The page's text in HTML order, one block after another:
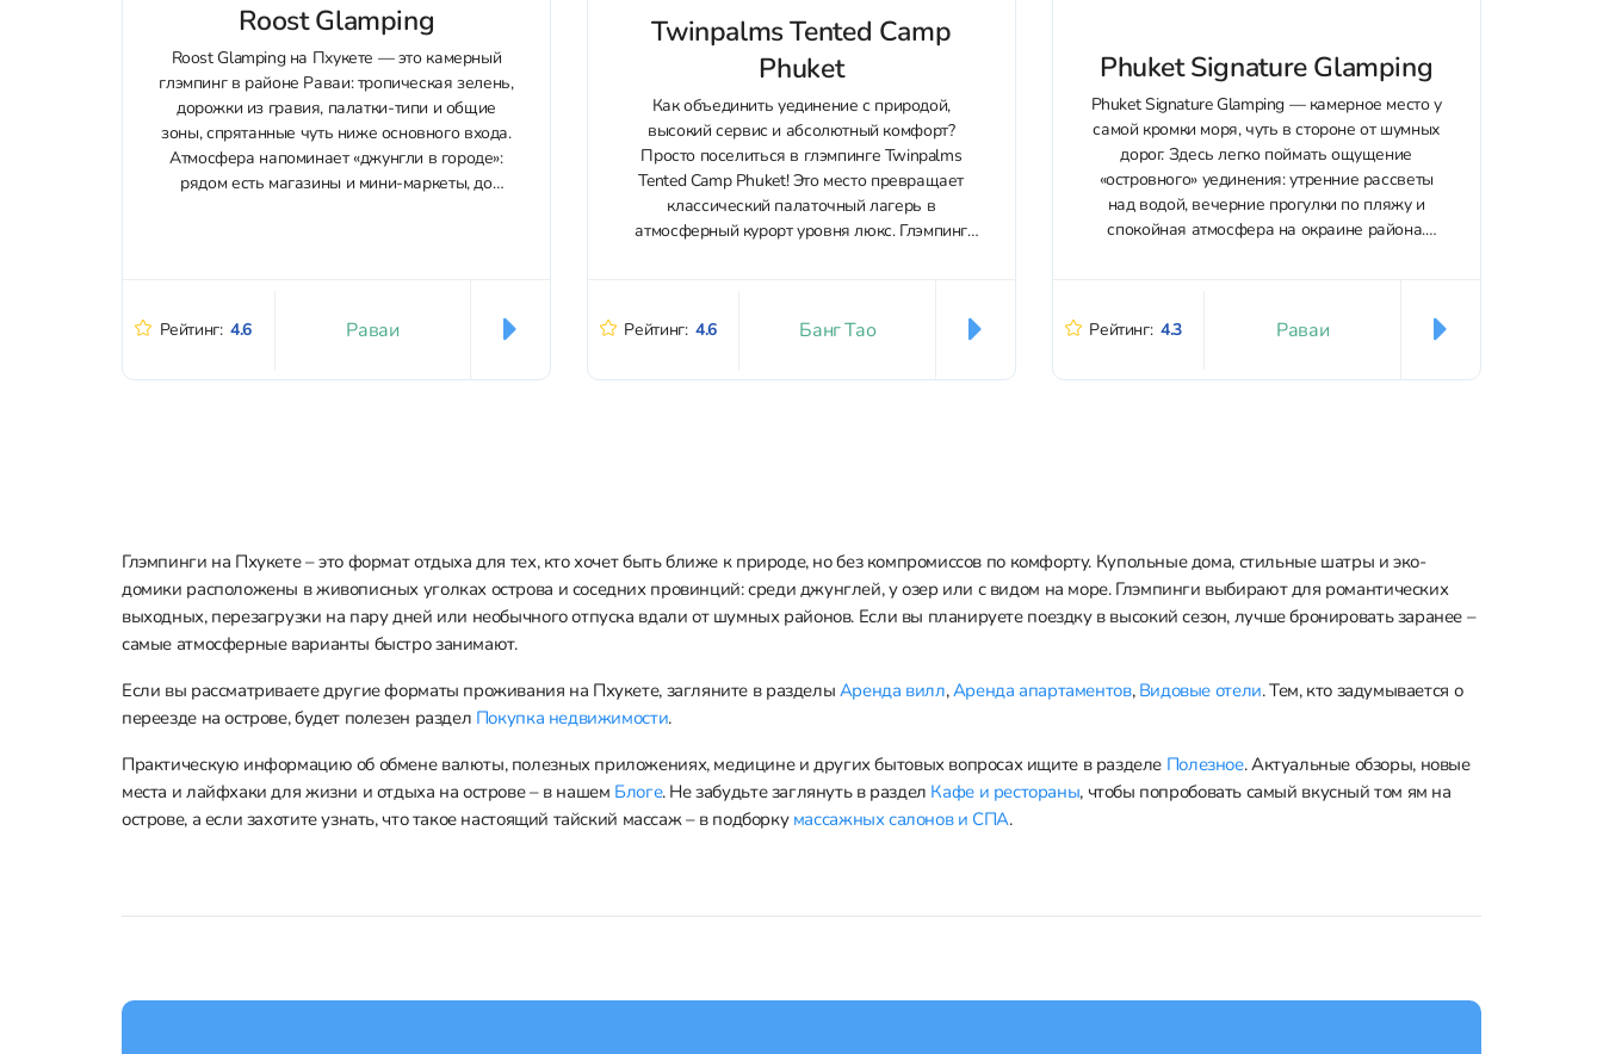
Roost Glamping
Roost Glamping на Пхукете — это камерный
глэмпинг в районе Раваи: тропическая зелень,
дорожки из гравия, палатки-типи и общие
зоны, спрятанные чуть ниже основного входа.
Атмосфера напоминает «джунгли в городе»:
рядом есть магазины и мини-маркеты, до
Рейтинг: 4.6 Раваи
Twinpalms Tented Camp
Phuket
Как объединить уединение с природой,
высокий сервис и абсолютный комфорт?
Просто поселиться в глэмпинге Twinpalms
Tented Camp Phuket! Это место превращает
классический палаточный лагерь в
атмосферный курорт уровня люкс. Глэмпинг
стильной палатке,...
Рейтинг: 4.6 Банг Тао
Phuket Signature Glamping
Phuket Signature Glamping — камерное место у
самой кромки моря, чуть в стороне от шумных
дорог. Здесь легко поймать ощущение
«островного» уединения: утренние рассветы
над водой, вечерние прогулки по пляжу и
спокойная атмосфера на окраине района.
поддерживается современный комфорт:...
Рейтинг: 4.3 Раваи
Глэмпинги на Пхукете – это формат отдыха для тех, кто хочет быть ближе к природе, но без компромиссов по комфорту. Купольные дома, стильные шатры и эко-
домики расположены в живописных уголках острова и соседних провинций: среди джунглей, у озер или с видом на море. Глэмпинги выбирают для романтических
выходных, перезагрузки на пару дней или необычного отпуска вдали от шумных районов. Если вы планируете поездку в высокий сезон, лучше бронировать заранее –
самые атмосферные варианты быстро занимают.
Если вы рассматриваете другие форматы проживания на Пхукете, загляните в разделыАренда вилл,Аренда апартаментов,Видовые отели. Тем, кто задумывается о
переезде на острове, будет полезен раздел Покупка недвижимости.
Практическую информацию об обмене валюты, полезных приложениях, медицине и других бытовых вопросах ищите в разделе Полезное. Актуальные обзоры, новые
места и лайфхаки для жизни и отдыха на острове – в нашем Блоге. Не забудьте заглянуть в раздел Кафе и рестораны, чтобы попробовать самый вкусный том ям на
острове, а если захотите узнать, что такое настоящий тайский массаж – в подборкумассажных салонов и СПА.